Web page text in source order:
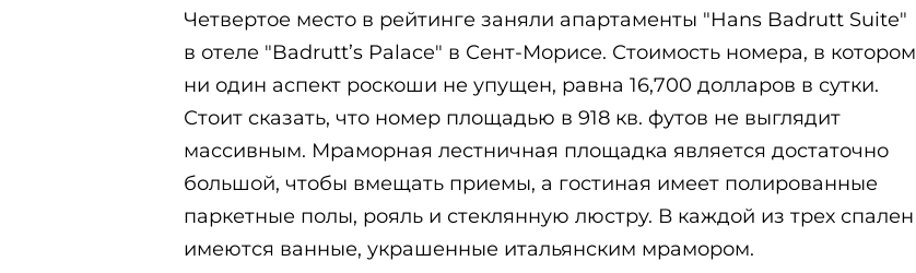
Четвертое место в рейтинге заняли апартаменты "Hans Badrutt Suite"
в отеле "Badrutt’s Palace" в Сент-Морисе. Стоимость номера, в котором
ни один аспект роскоши не упущен, равна 16,700 долларов в сутки.
Стоит сказать, что номер площадью в 918 кв. футов не выглядит
массивным. Мраморная лестничная площадка является достаточно
большой, чтобы вмещать приемы, а гостиная имеет полированные
паркетные полы, рояль и стеклянную люстру. В каждой из трех спален
имеются ванные, украшенные итальянским мрамором.